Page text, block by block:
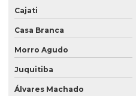
Cajati
Casa Branca
Morro Agudo
Juquitiba
Álvares Machado